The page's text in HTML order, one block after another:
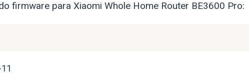
firmware para Xiaomi Whole Home Router BE3600 Pro: